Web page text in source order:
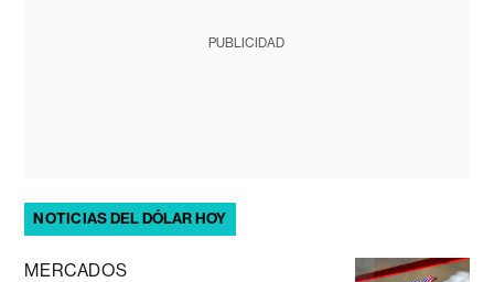
PUBLICIDAD
NOTICIAS DEL DÓLAR HOY
MERCADOS